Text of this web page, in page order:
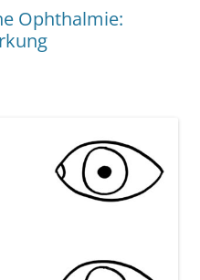
Ophthalmie: